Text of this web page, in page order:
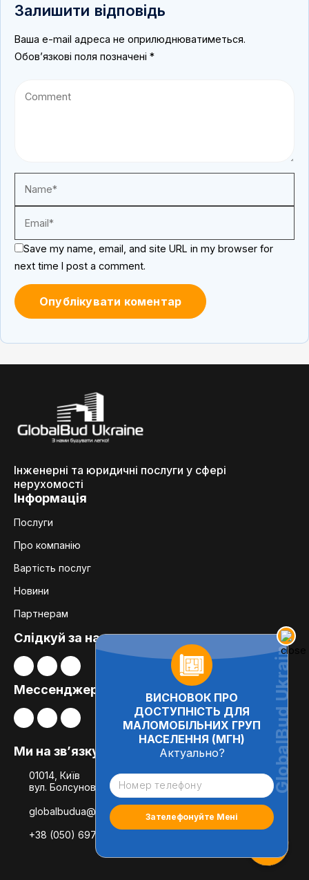
Залишити відповідь
Ваша e-mail адреса не оприлюднюватиметься.
Обов’язкові поля позначені *
Save my name, email, and site URL in my browser for
next time I post a comment.
ВИСНОВОК ПРО
ДОСТУПНІСТЬ ДЛЯ
МАЛОМОБІЛЬНИХ ГРУП
НАСЕЛЕННЯ (МГН)
Актуально?
Інженерні та юридичні послуги у сфері
нерухомості
Інформація
Послуги
Про компанію
Вартість послуг
Новини
Партнерам
Слідкуй за нами:
Мессенджери
Ми на зв’язку
01014, Київ
вул. Болсуновська, 8, офіс 21
globalbudua@gmail.com
+38 (050) 697-78-54